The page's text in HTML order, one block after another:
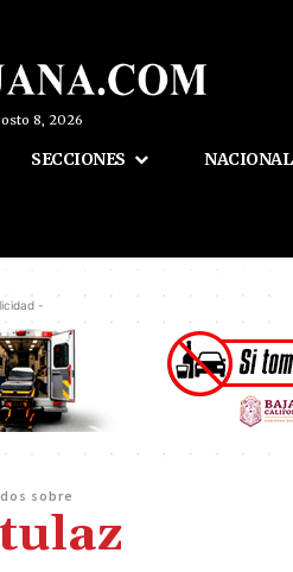
8, 2026
SECCIONES NACIONAL
-
sobre